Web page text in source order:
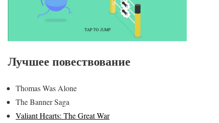
Лучшее повествование
Thomas Was Alone
The Banner Saga
Valiant Hearts: The Great War